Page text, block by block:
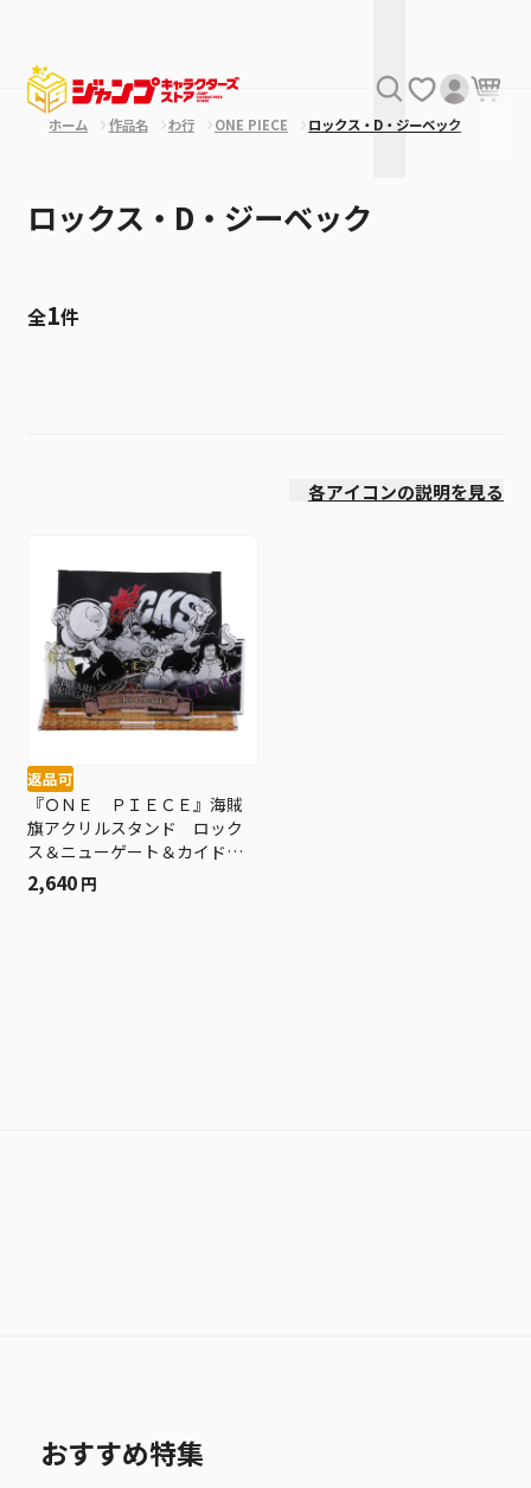
ホーム 作品名 わ行 ONE PIECE ロックス・D・ジーベック
ロックス・D・ジーベック
全1件
各アイコンの説明を見る
返品可
『ＯＮＥ ＰＩＥＣＥ』海賊
旗アクリルスタンド ロック
ス＆ニューゲート＆カイド
ウ ＢＦ３
2,640 円
おすすめ特集